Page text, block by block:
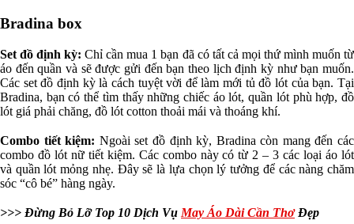
Bradina box
Set đồ định kỳ:Chỉ cần mua 1 bạn đã có tất cả mọi thứ mình muốn từ
áo đến quần và sẽ được gửi đến bạn theo lịch định kỳ như bạn muốn.
Các set đồ định kỳ là cách tuyệt vời để làm mới tủ đồ lót của bạn. Tại
Bradina, bạn có thể tìm thấy những chiếc áo lót, quần lót phù hợp, đồ
lót giá phải chăng, đồ lót cotton thoải mái và thoáng khí.
Combo tiết kiệm: Ngoài set đồ định kỳ, Bradina còn mang đến các
combo đồ lót nữ tiết kiệm. Các combo này có từ 2 – 3 các loại áo lót
và quần lót mỏng nhẹ. Đây sẽ là lựa chọn lý tưởng để các nàng chăm
sóc “cô bé” hàng ngày.
>>> Đừng Bỏ Lỡ Top 10 Dịch Vụ May Áo Dài Cần ThơĐẹp